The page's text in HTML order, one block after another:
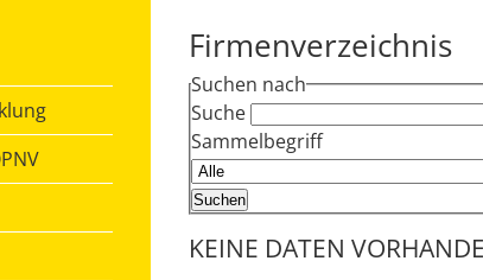
Firmenverzeichnis
Suchen nach
Suche
Sammelbegriff
KEINE DATEN